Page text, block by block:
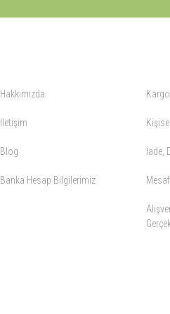
Hakkımızda
İletişim
Blog
Banka Hesap Bilgilerimiz
İade,